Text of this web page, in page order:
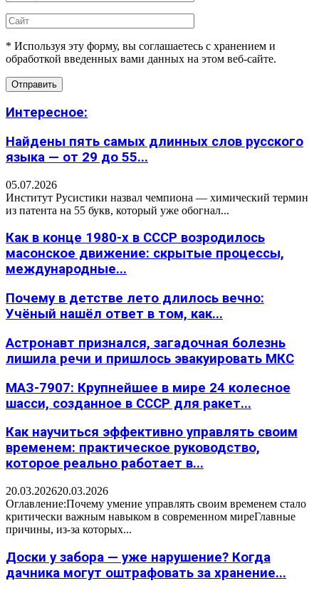
* Используя эту форму, вы соглашаетесь с хранением и
обработкой введенных вами данных на этом веб-сайте.
Интересное:
Найдены пять самых длинных слов русского
языка — от 29 до 55...
05.07.2026
Институт Русистики назвал чемпиона — химический термин
из патента на 55 букв, который уже обогнал...
Как в конце 1980-х в СССР возродилось
масонское движение: скрытые процессы,
международные...
Почему в детстве лето длилось вечно:
Учёный нашёл ответ в том, как...
Астронавт признался, загадочная болезнь
лишила речи и пришлось эвакуировать МКС
МАЗ-7907: Крупнейшее в мире 24 колесное
шасси, созданное в СССР для ракет...
Как научиться эффективно управлять своим
временем: практическое руководство,
которое реально работает в...
20.03.202620.03.2026
Оглавление:Почему умение управлять своим временем стало
критически важным навыком в современном миреГлавные
причины, из-за которых...
Доски у забора — уже нарушение? Когда
дачника могут оштрафовать за хранение...